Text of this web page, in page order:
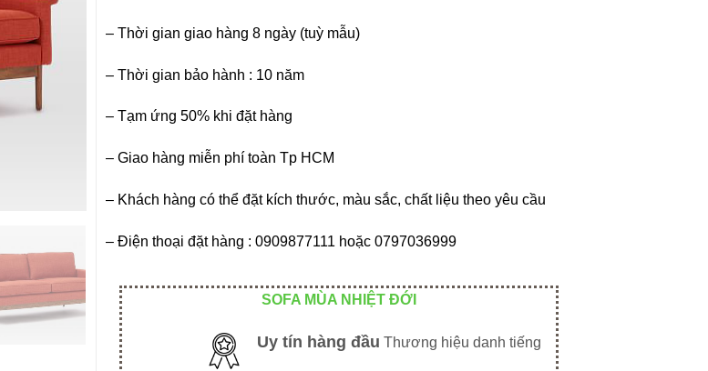
– Thời gian giao hàng 8 ngày (tuỳ mẫu)
– Thời gian bảo hành : 10 năm
– Tạm ứng 50% khi đặt hàng
– Giao hàng miễn phí toàn Tp HCM
– Khách hàng có thể đặt kích thước, màu sắc, chất liệu theo yêu cầu
– Điện thoại đặt hàng : 0909877111 hoặc 0797036999
SOFA MÙA NHIỆT ĐỚI
Uy tín hàng đầu Thương hiệu danh tiếng